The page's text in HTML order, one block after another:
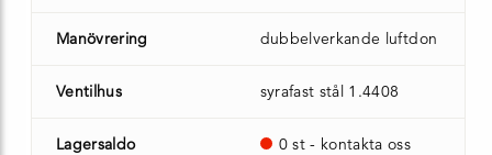
Manövrering dubbelverkande luftdon
Ventilhus syrafast stål 1.4408
Lagersaldo 0 st - kontakta oss